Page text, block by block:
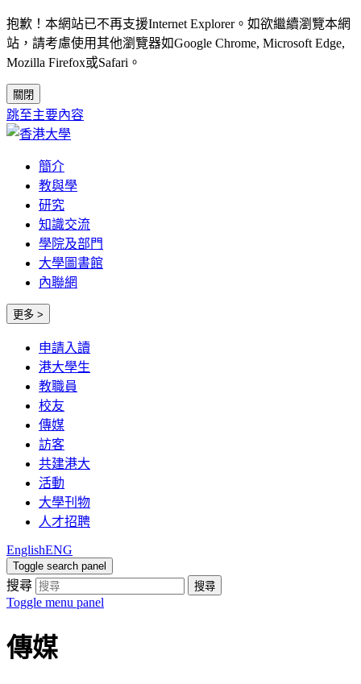
抱歉！本網站已不再支援Internet Explorer。如欲繼續瀏覽本網
站，請考慮使用其他瀏覽器如Google Chrome, Microsoft Edge,
Mozilla Firefox或Safari。
關閉
跳至主要內容
簡介
教與學
研究
知識交流
學院及部門
大學圖書館
內聯網
更多 >
申請入讀
港大學生
教職員
校友
傳媒
訪客
共建港大
活動
大學刊物
人才招聘
EnglishENG
Toggle search panel
搜尋 搜尋
Toggle menu panel
傳媒